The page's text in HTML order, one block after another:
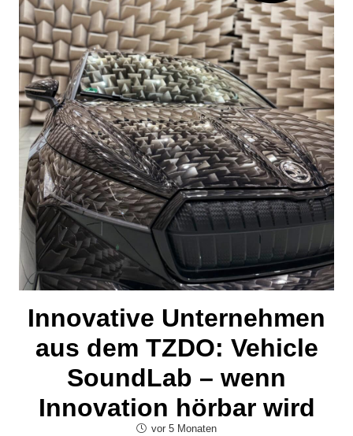
Innovative Unternehmen
aus dem TZDO: Vehicle
SoundLab – wenn
Innovation hörbar wird
vor 5 Monaten